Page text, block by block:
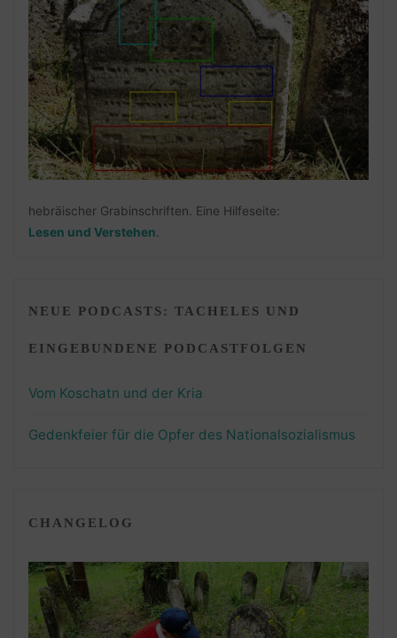
hebräischer Grabinschriften. Eine Hilfeseite:
Lesen und Verstehen.
NEUE PODCASTS: TACHELES UND
EINGEBUNDENE PODCASTFOLGEN
Vom Koschatn und der Kria
Gedenkfeier für die Opfer des Nationalsozialismus
CHANGELOG